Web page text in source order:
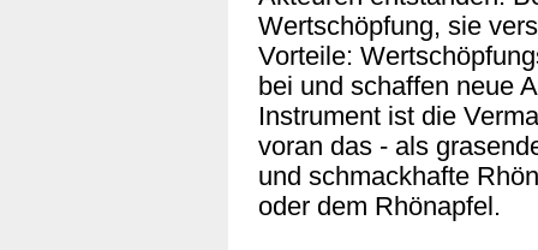
Wertschöpfung, sie
Vorteile:
bei und schaffen neue
Instrument ist die
voran das - als
und schmackhafte
oder dem Rhönapfel.